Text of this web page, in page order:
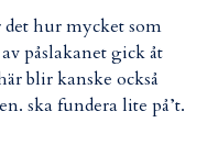
det hur mycket som
påslakanet gick åt
blir kanske också
ska fundera lite på’t.